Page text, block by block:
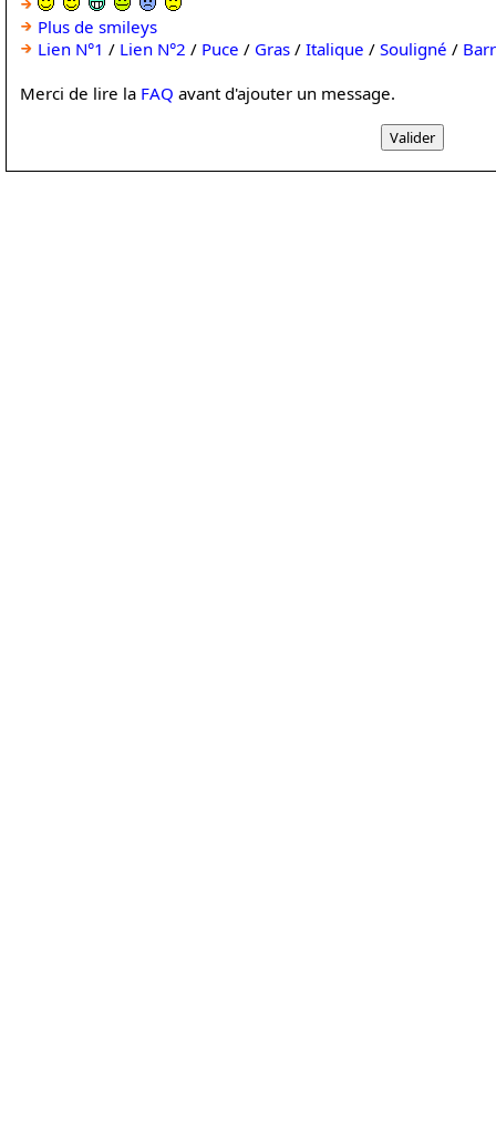
Plus de smileys
Lien N°1 / Lien N°2 / Puce / Gras / Italique / Souligné /
Merci de lire la FAQ avant d'ajouter un message.